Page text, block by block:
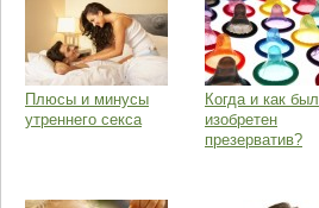
Плюсы и минусы
утреннего секса
Когда и как был
изобретен
презерватив?